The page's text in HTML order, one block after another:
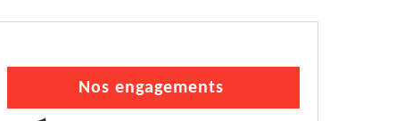
Nos engagements